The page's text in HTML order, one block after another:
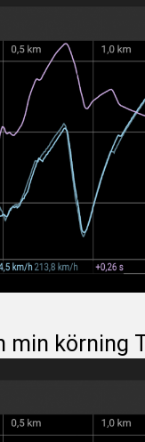
min körning